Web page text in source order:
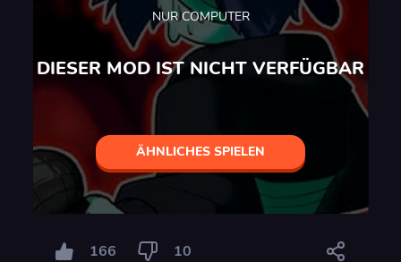
NUR COMPUTER
DIESER MOD IST NICHT VERFÜGBAR
ÄHNLICHES SPIELEN
166 10